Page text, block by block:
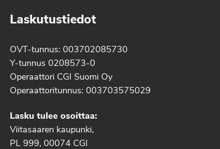
Laskutustiedot
OVT-tunnus: 003702085730
Y-tunnus 0208573-0
Operaattori CGI Suomi Oy
Operaattoritunnus: 003703575029
Lasku tulee osoittaa:
Viitasaaren kaupunki,
PL 999, 00074 CGI